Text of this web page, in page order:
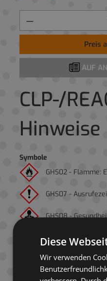
Preis
AUF
CLP-/
Hinweise
Symbole
GHS02 - Flamme:
GHS07 -
GHS08 -
Signalwort
Gefahr!
Diese
Wir verwenden